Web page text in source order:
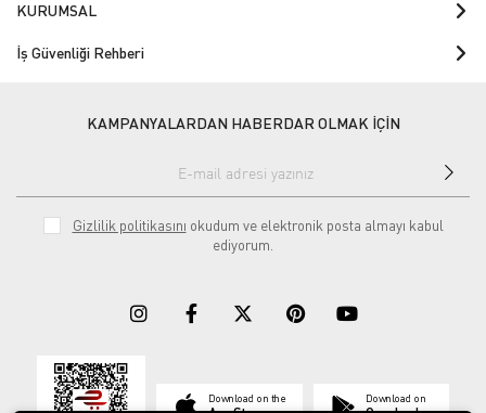
KURUMSAL
İş Güvenliği Rehberi
KAMPANYALARDAN HABERDAR OLMAK İÇİN
Gizlilik politikasını okudum ve elektronik posta almayı kabul
ediyorum.
Download on the Download on